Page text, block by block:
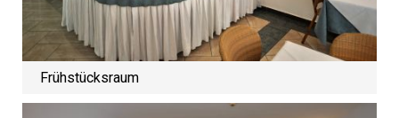
Frühstücksraum